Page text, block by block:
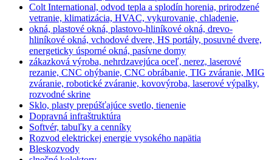
Colt International, odvod tepla a splodín horenia, prirodzené
vetranie, klimatizácia, HVAC, vykurovanie, chladenie,
okná, plastové okná, plastovo-hliníkové okná, drevo-
hliníkové okná, vchodové dvere, HS portály, posuvné dvere,
energeticky úsporné okná, pasívne domy
zákazková výroba, nehrdzavejúca oceľ, nerez, laserové
rezanie, CNC ohýbanie, CNC obrábanie, TIG zváranie, MIG
zváranie, robotické zváranie, kovovýroba, laserové výpalky,
rozvodné skrine
Sklo, plasty prepúšťajúce svetlo, tienenie
Dopravná infraštruktúra
Softvér, tabuľky a cenníky
Rozvod elektrickej energie vysokého napätia
Bleskozvody